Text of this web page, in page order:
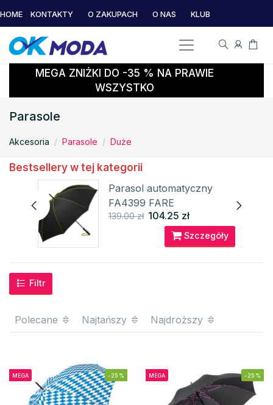
HOME KONTAKTY O ZAKUPACH O NAS KLUB
MEGA ZNIŻKI DO -35 % NA PRAWIE
WSZYSTKO
Parasole
Akcesoria Parasole Duże
Bestsellery w tej kategorii
Parasol automatyczny
FA4399 FARE
139.00 zł 104.25 zł
Szczegóły
Filtr
Polecane Najtańszy Najdroższy
MEGA -25% MEGA -25%